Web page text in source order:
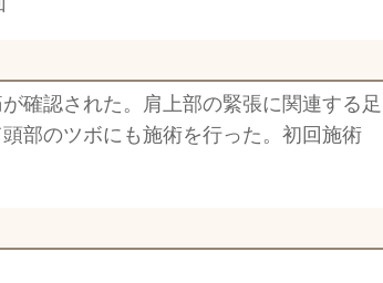
確認された。肩上部の緊張に関連する足
部のツボにも施術を行った。初回施術